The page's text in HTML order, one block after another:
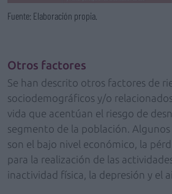
Fuente: Elaboración propia.
Otros factores
Se han descrito otros factores de
sociodemográficos y/o
vida que acentúan el riesgo de
segmento de la población.
son el bajo nivel económico, la
para la realización de las
inactividad física, la depresión y el